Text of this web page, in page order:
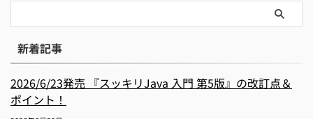
新着記事
2026/6/23発売 『スッキリJava 入門 第5版』の改訂点＆
ポイント！